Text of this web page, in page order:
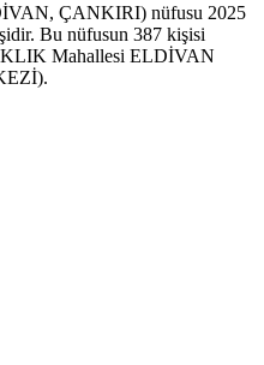
ÇANKIRI) nüfusu 2025
Bu nüfusun 387 kişisi
Mahallesi ELDİVAN